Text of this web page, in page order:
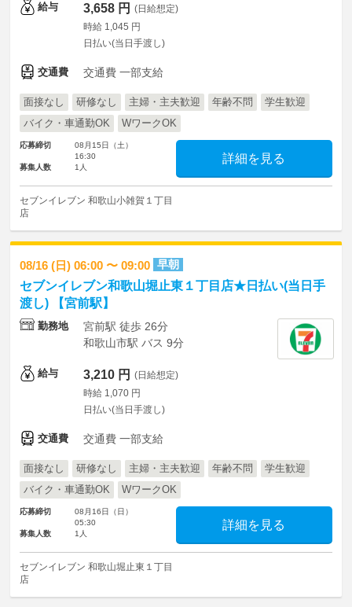
給与 3,658 円 (日給想定)
時給 1,045 円
日払い(当日手渡し)
交通費 交通費 一部支給
面接なし 研修なし 主婦・主夫歓迎 年齢不問
学生歓迎
バイク・車通勤OK
WワークOK
応募締切
08月15日（土）
16:30
募集人数
1人
詳細を見る
セブンイレブン 和歌山小雑賀１丁目
店
08/16 (日) 06:00 〜 09:00 早朝
セブンイレブン和歌山堀止東１丁目店★日払い(当日手
渡し) 【宮前駅】
勤務地
宮前駅 徒歩 26分
和歌山市駅 バス 9分
給与 3,210 円 (日給想定)
時給 1,070 円
日払い(当日手渡し)
交通費 交通費 一部支給
面接なし 研修なし 主婦・主夫歓迎 年齢不問
学生歓迎
バイク・車通勤OK
WワークOK
応募締切
08月16日（日）
05:30
募集人数
1人
詳細を見る
セブンイレブン 和歌山堀止東１丁目
店